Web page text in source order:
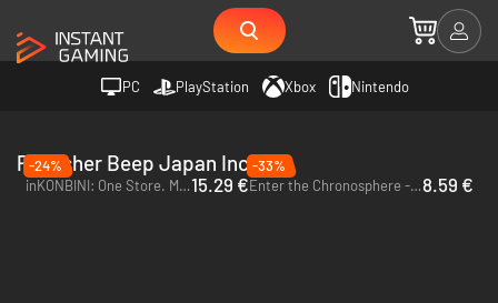
PC PlayStation Xbox Nintendo
Publisher Beep Japan Inc.
-24%
inKONBINI: One Store. Many Stories - PC & Mac (Steam)15.29 €
-33%
Enter the Chronosphere - PC (Steam) - Europe & US & Canada8.59 €